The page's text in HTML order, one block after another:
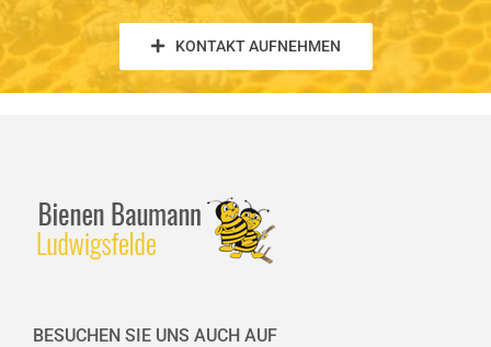
KONTAKT AUFNEHMEN
BESUCHEN SIE UNS AUCH AUF